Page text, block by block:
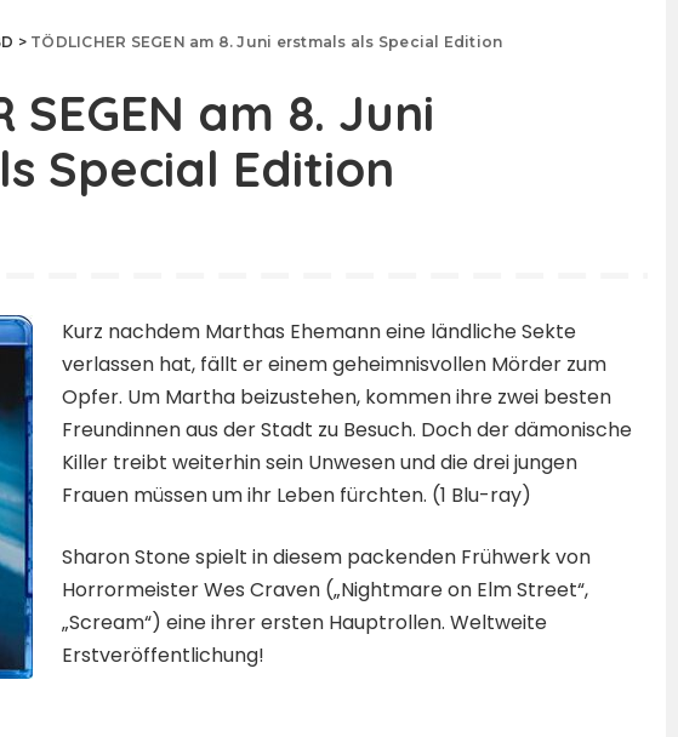
> TÖDLICHER SEGEN am 8. Juni erstmals als Special Edition
SEGEN am 8. Juni
Special Edition
Kurz nachdem Marthas Ehemann eine ländliche Sekte
verlassen hat, fällt er einem geheimnisvollen Mörder zum
Opfer. Um Martha beizustehen, kommen ihre zwei besten
Freundinnen aus der Stadt zu Besuch. Doch der dämonische
Killer treibt weiterhin sein Unwesen und die drei jungen
Frauen müssen um ihr Leben fürchten. (1 Blu-ray)
Sharon Stone spielt in diesem packenden Frühwerk von
Horrormeister Wes Craven („Nightmare on Elm Street“,
„Scream“) eine ihrer ersten Hauptrollen. Weltweite
Erstveröffentlichung!